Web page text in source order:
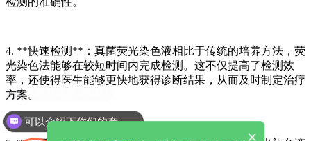
4. **快速检测**：真菌荧光染色液相比于传统的培养方法，荧
光染色法能够在较短时间内完成检测。这不仅提高了检测效
率，还使得医生能够更快地获得诊断结果，从而及时制定治疗
方案。
可以介绍下你们的产品么